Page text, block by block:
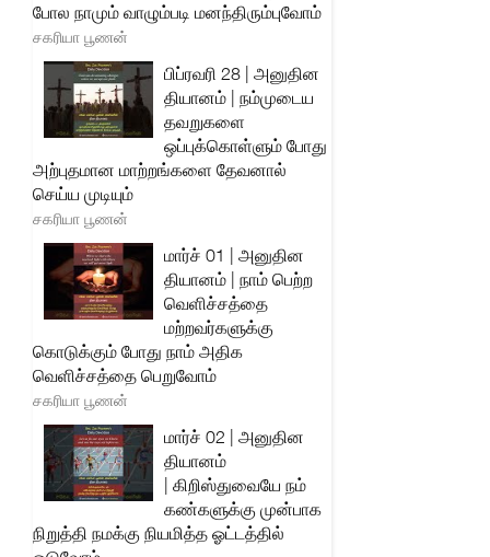
போல நாமும் வாழும்படி மனந்திரும்புவோம்
சகரியா பூணன்
பிப்ரவரி 28 | அனுதின
தியானம் | நம்முடைய
தவறுகளை
ஒப்புக்கொள்ளும் போது
அற்புதமான மாற்றங்களை தேவனால்
செய்ய முடியும்
சகரியா பூணன்
மார்ச் 01 | அனுதின
தியானம் | நாம் பெற்ற
வெளிச்சத்தை
மற்றவர்களுக்கு
கொடுக்கும் போது நாம் அதிக
வெளிச்சத்தை பெறுவோம்
சகரியா பூணன்
மார்ச் 02 | அனுதின
தியானம்
| கிறிஸ்துவையே நம்
கண்களுக்கு முன்பாக
நிறுத்தி நமக்கு நியமித்த ஓட்டத்தில்